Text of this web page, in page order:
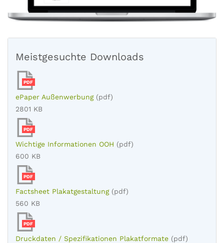
Meistgesuchte Downloads
PDF
ePaper Außenwerbung (pdf)
2801 KB
PDF
Wichtige Informationen OOH (pdf)
600 KB
PDF
Factsheet Plakatgestaltung (pdf)
560 KB
PDF
Druckdaten / Spezifikationen Plakatformate (pdf)